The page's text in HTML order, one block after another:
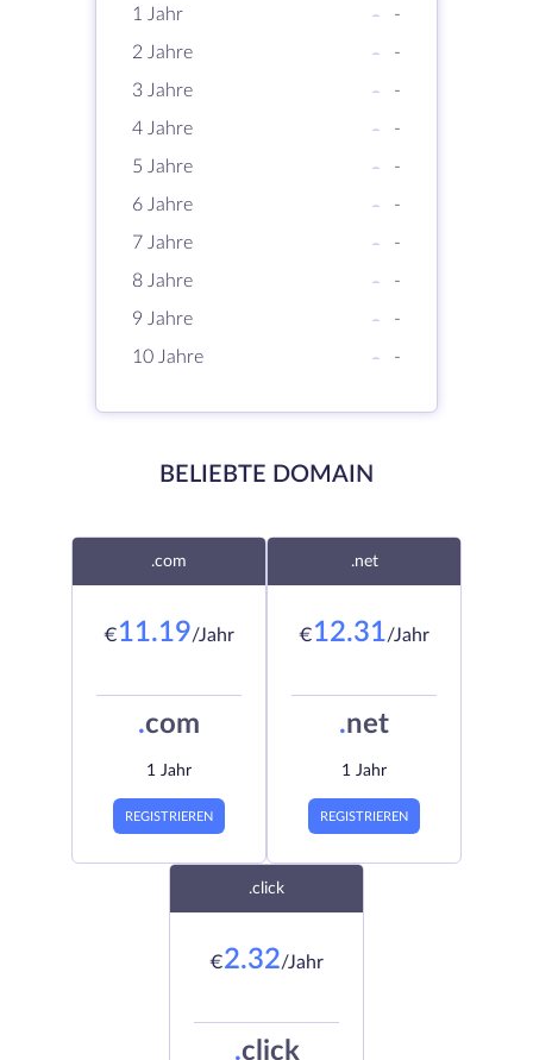
1 Jahr -
-
2 Jahre
-
-
3 Jahre
-
-
4 Jahre
-
-
5 Jahre
-
-
6 Jahre
-
-
7 Jahre
-
-
8 Jahre
-
-
9 Jahre
-
-
10 Jahre
- -
BELIEBTE DOMAIN
.com
€11.19/Jahr
.com
1 Jahr
REGISTRIEREN
.net
€12.31/Jahr
.net
1 Jahr
REGISTRIEREN
.click
€2.32/Jahr
.click